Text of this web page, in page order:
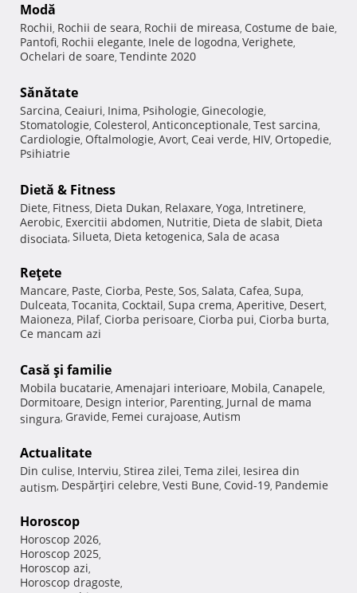
Modă
Rochii, Rochii de seara, Rochii de mireasa, Costume de baie,
Pantofi, Rochii elegante, Inele de logodna, Verighete,
Ochelari de soare, Tendinte 2020
Sănătate
Sarcina, Ceaiuri, Inima, Psihologie, Ginecologie,
Stomatologie, Colesterol, Anticonceptionale, Test sarcina,
Cardiologie, Oftalmologie, Avort, Ceai verde, HIV, Ortopedie,
Psihiatrie
Dietă & Fitness
Diete, Fitness, Dieta Dukan, Relaxare, Yoga, Intretinere,
Aerobic, Exercitii abdomen, Nutritie, Dieta de slabit, Dieta
disociata, Silueta, Dieta ketogenica, Sala de acasa
Reţete
Mancare, Paste, Ciorba, Peste, Sos, Salata, Cafea, Supa,
Dulceata, Tocanita, Cocktail, Supa crema, Aperitive, Desert,
Maioneza, Pilaf, Ciorba perisoare, Ciorba pui, Ciorba burta,
Ce mancam azi
Casă şi familie
Mobila bucatarie, Amenajari interioare, Mobila, Canapele,
Dormitoare, Design interior, Parenting, Jurnal de mama
singura, Gravide, Femei curajoase, Autism
Actualitate
Din culise, Interviu, Stirea zilei, Tema zilei, Iesirea din
autism, Despărţiri celebre, Vesti Bune, Covid-19, Pandemie
Horoscop
Horoscop 2026,
Horoscop 2025,
Horoscop azi,
Horoscop dragoste,